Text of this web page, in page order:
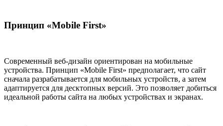
Принцип «Mobile First»
Современный веб-дизайн ориентирован на мобильные
устройства. Принцип «Mobile First» предполагает, что сайт
сначала разрабатывается для мобильных устройств, а затем
адаптируется для десктопных версий. Это позволяет добиться
идеальной работы сайта на любых устройствах и экранах.